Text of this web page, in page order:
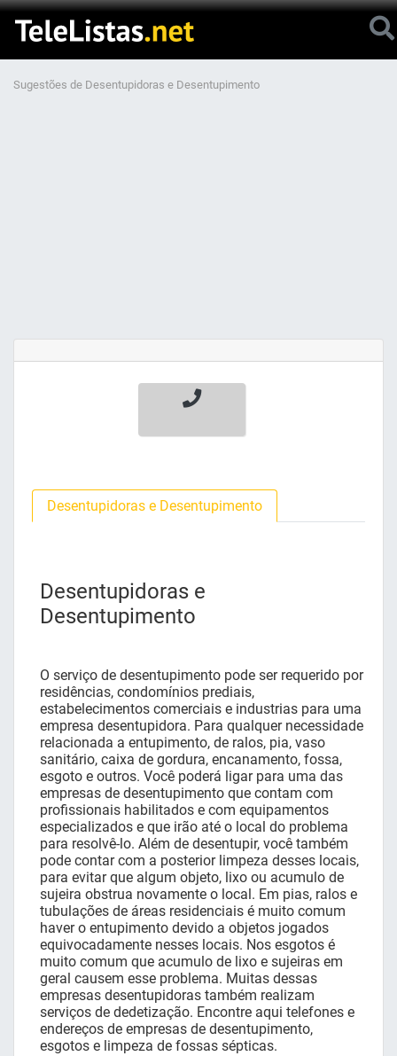
Sugestões de Desentupidoras e Desentupimento
Desentupidoras e Desentupimento
Desentupidoras e
Desentupimento
O serviço de desentupimento pode ser requerido por
residências, condomínios prediais,
estabelecimentos comerciais e industrias para uma
empresa desentupidora. Para qualquer necessidade
relacionada a entupimento, de ralos, pia, vaso
sanitário, caixa de gordura, encanamento, fossa,
esgoto e outros. Você poderá ligar para uma das
empresas de desentupimento que contam com
profissionais habilitados e com equipamentos
especializados e que irão até o local do problema
para resolvê-lo. Além de desentupir, você também
pode contar com a posterior limpeza desses locais,
para evitar que algum objeto, lixo ou acumulo de
sujeira obstrua novamente o local. Em pias, ralos e
tubulações de áreas residenciais é muito comum
haver o entupimento devido a objetos jogados
equivocadamente nesses locais. Nos esgotos é
muito comum que acumulo de lixo e sujeiras em
geral causem esse problema. Muitas dessas
empresas desentupidoras também realizam
serviços de dedetização. Encontre aqui telefones e
endereços de empresas de desentupimento,
esgotos e limpeza de fossas sépticas.